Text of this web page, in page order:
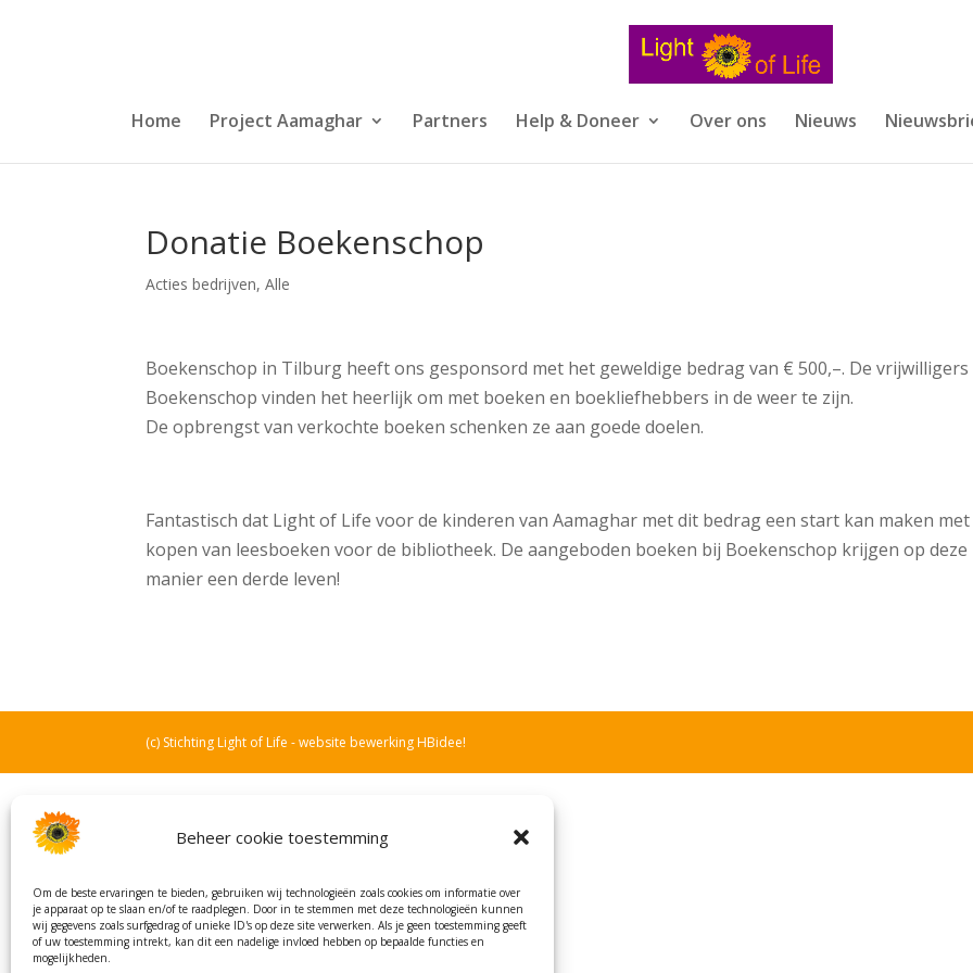
Beheer cookie toestemming
Om de beste ervaringen te bieden, gebruiken wij technologieën zoals cookies om informatie over
je apparaat op te slaan en/of te raadplegen. Door in te stemmen met deze technologieën kunnen
wij gegevens zoals surfgedrag of unieke ID's op deze site verwerken. Als je geen toestemming geeft
of uw toestemming intrekt, kan dit een nadelige invloed hebben op bepaalde functies en
mogelijkheden.
Home Project Aamaghar Partners Help & Doneer Over ons Nieuws
Donatie Boekenschop
Acties bedrijven,Alle
Boekenschop in Tilburg heeft ons gesponsord met het geweldige bedrag van € 500,–. De vrijwilligers
Boekenschop vinden het heerlijk om met boeken en boekliefhebbers in de weer te zijn.
De opbrengst van verkochte boeken schenken ze aan goede doelen.
Fantastisch dat Light of Life voor de kinderen van Aamaghar met dit bedrag een start kan maken
kopen van leesboeken voor de bibliotheek. De aangeboden boeken bij Boekenschop krijgen op deze
manier een derde leven!
(c) Stichting Light of Life - website bewerking HBidee!